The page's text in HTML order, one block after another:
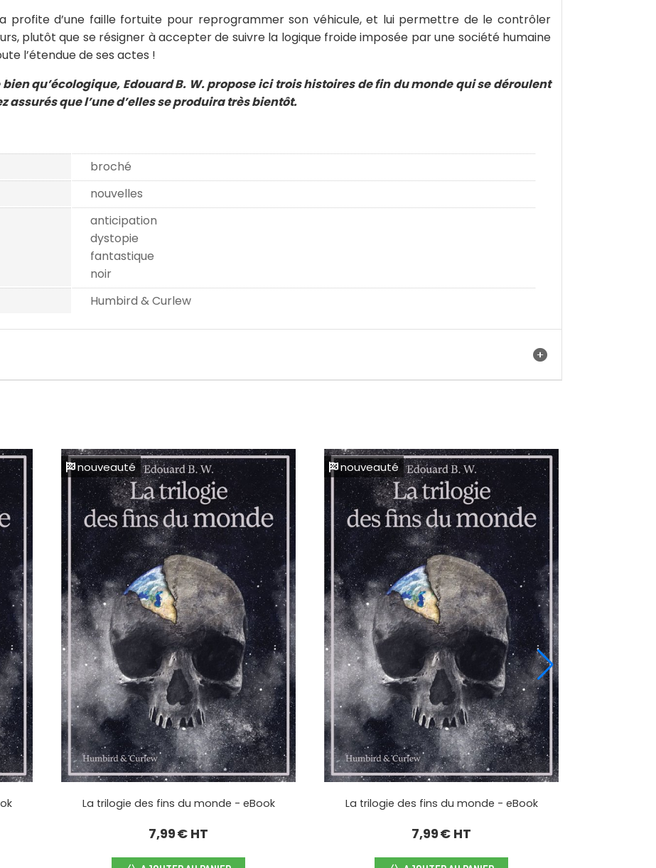
profite d’une faille fortuite pour reprogrammer son véhicule, et lui permettre de le contrôler
plutôt que se résigner à accepter de suivre la logique froide imposée par une société humaine
l’étendue de ses actes !
qu’écologique, Edouard B. W. propose ici trois histoires de fin du monde qui se déroulent
assurés que l’une d’elles se produira très bientôt.
broché
nouvelles
anticipation
dystopie
fantastique
noir
Humbird & Curlew
La trilogie des fins du monde - eBook
7,99€ HT
nouveauté
La trilogie des fins du monde - eBook
7,99€ HT
nouveauté